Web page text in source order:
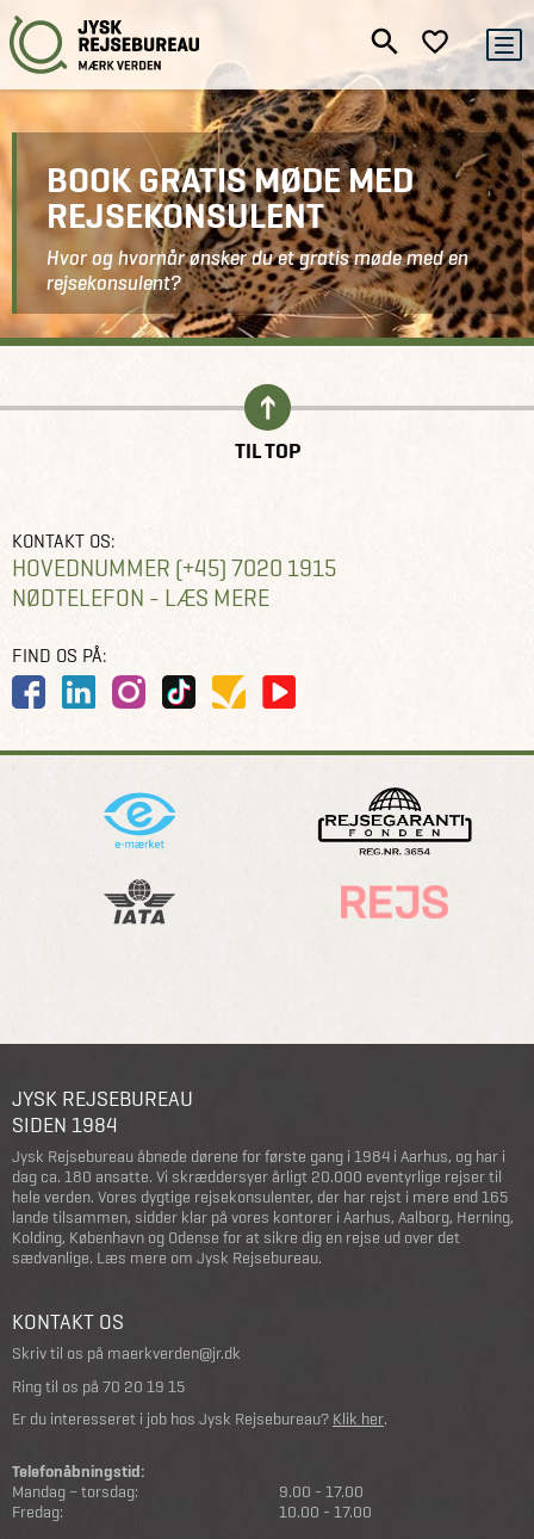
BOOK GRATIS MØDE MED
REJSEKONSULENT
Hvor og hvornår ønsker du et gratis møde med en
rejsekonsulent?
TIL TOP
KONTAKT OS:
HOVEDNUMMER (+45) 7020 1915
NØDTELEFON - LÆS MERE
FIND OS PÅ:
JYSK REJSEBUREAU
SIDEN 1984
Jysk Rejsebureau åbnede dørene for første gang i 1984 i Aarhus, og har i
dag ca. 180 ansatte. Vi skræddersyer årligt 20.000 eventyrlige rejser til
hele verden. Vores dygtige rejsekonsulenter, der har rejst i mere end 165
lande tilsammen, sidder klar på vores kontorer i Aarhus, Aalborg, Herning,
Kolding, København og Odense for at sikre dig en rejse ud over det
sædvanlige. Læs mere om Jysk Rejsebureau.
KONTAKT OS
Skriv til os på maerkverden@jr.dk
Ring til os på 70 20 19 15
Er du interesseret i job hos Jysk Rejsebureau? Klik her.
Telefonåbningstid:
Mandag – torsdag:
9.00 - 17.00
Fredag:
10.00 - 17.00